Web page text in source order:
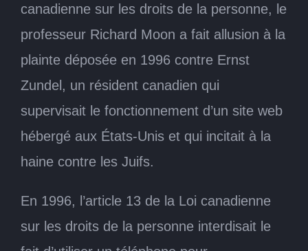
canadienne sur les droits de la personne, le
professeur Richard Moon a fait allusion à la
plainte déposée en 1996 contre Ernst
Zundel, un résident canadien qui
supervisait le fonctionnement d’un site web
hébergé aux États-Unis et qui incitait à la
haine contre les Juifs.
En 1996, l’article 13 de la Loi canadienne
sur les droits de la personne interdisait le